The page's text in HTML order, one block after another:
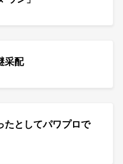
采配
たとしてパワプロで